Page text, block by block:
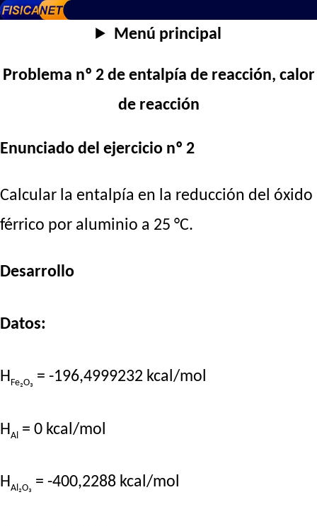
Menú principal
Problema nº 2 de entalpía de reacción, calor
de reacción
Enunciado del ejercicio nº 2
Calcular la entalpía en la reducción del óxido
férrico por aluminio a 25 °C.
Desarrollo
Datos:
H Fe₂O₃ = -196,4999232 kcal/mol
H Al = 0 kcal/mol
HAl₂O₃ = -400,2288 kcal/mol